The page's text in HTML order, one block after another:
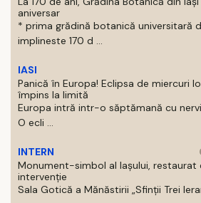
aniversar
* prima grădină botanică universitară
implineste 170 d ...
IASI
Panică în Europa! Eclipsa de miercuri
împins la limită
Europa intră intr-o săptămană cu
O ecli ...
INTERN
Monument-simbol al Iaşului, restaurat
intervenţie
Sala Gotică a Mănăstirii „Sfinţii Trei